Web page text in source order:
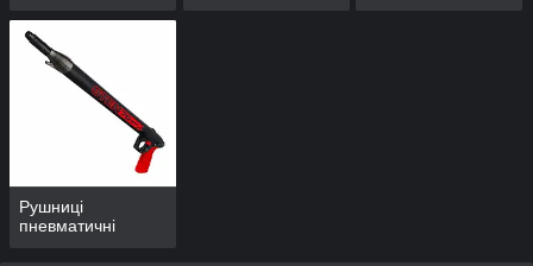
Рушниці
пневматичні